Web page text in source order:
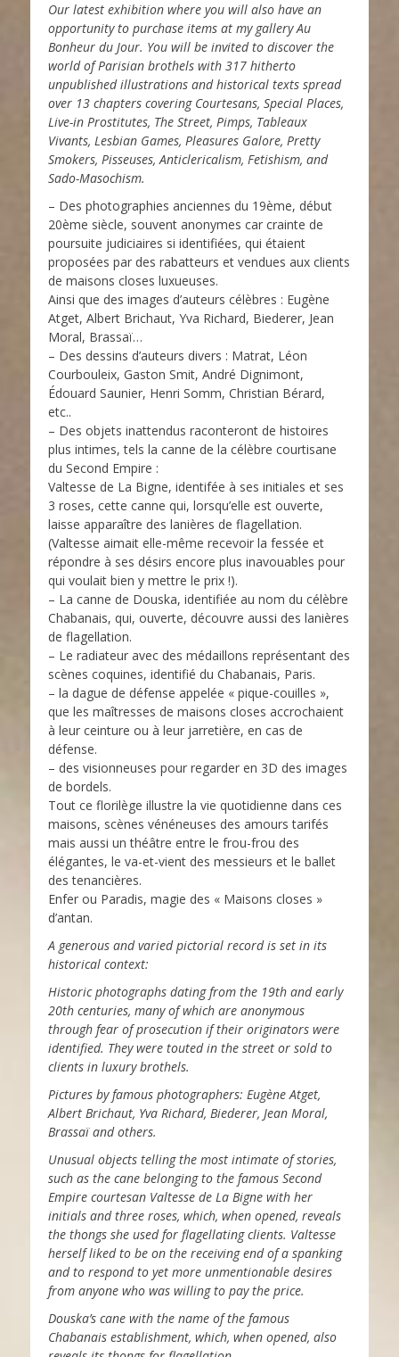
Our latest exhibition where you will also have an
opportunity to purchase items at my gallery Au
Bonheur du Jour. You will be invited to discover the
world of Parisian brothels with 317 hitherto
unpublished illustrations and historical texts spread
over 13 chapters covering Courtesans, Special Places,
Live-in Prostitutes, The Street, Pimps, Tableaux
Vivants, Lesbian Games, Pleasures Galore, Pretty
Smokers, Pisseuses, Anticlericalism, Fetishism, and
Sado-Masochism.
– Des photographies anciennes du 19ème, début
20ème siècle, souvent anonymes car crainte de
poursuite judiciaires si identifiées, qui étaient
proposées par des rabatteurs et vendues aux clients
de maisons closes luxueuses.
Ainsi que des images d’auteurs célèbres : Eugène
Atget, Albert Brichaut, Yva Richard, Biederer, Jean
Moral, Brassaï…
– Des dessins d’auteurs divers : Matrat, Léon
Courbouleix, Gaston Smit, André Dignimont,
Édouard Saunier, Henri Somm, Christian Bérard,
etc..
– Des objets inattendus raconteront de histoires
plus intimes, tels la canne de la célèbre courtisane
du Second Empire :
Valtesse de La Bigne, identifée à ses initiales et ses
3 roses, cette canne qui, lorsqu’elle est ouverte,
laisse apparaître des lanières de flagellation.
(Valtesse aimait elle-même recevoir la fessée et
répondre à ses désirs encore plus inavouables pour
qui voulait bien y mettre le prix !).
– La canne de Douska, identifiée au nom du célèbre
Chabanais, qui, ouverte, découvre aussi des lanières
de flagellation.
– Le radiateur avec des médaillons représentant des
scènes coquines, identifié du Chabanais, Paris.
– la dague de défense appelée « pique-couilles »,
que les maîtresses de maisons closes accrochaient
à leur ceinture ou à leur jarretière, en cas de
défense.
– des visionneuses pour regarder en 3D des images
de bordels.
Tout ce florilège illustre la vie quotidienne dans ces
maisons, scènes vénéneuses des amours tarifés
mais aussi un théâtre entre le frou-frou des
élégantes, le va-et-vient des messieurs et le ballet
des tenancières.
Enfer ou Paradis, magie des « Maisons closes »
d’antan.
A generous and varied pictorial record is set in its
historical context:
Historic photographs dating from the 19th and early
20th centuries, many of which are anonymous
through fear of prosecution if their originators were
identified. They were touted in the street or sold to
clients in luxury brothels.
Pictures by famous photographers: Eugène Atget,
Albert Brichaut, Yva Richard, Biederer, Jean Moral,
Brassaï and others.
Unusual objects telling the most intimate of stories,
such as the cane belonging to the famous Second
Empire courtesan Valtesse de La Bigne with her
initials and three roses, which, when opened, reveals
the thongs she used for flagellating clients. Valtesse
herself liked to be on the receiving end of a spanking
and to respond to yet more unmentionable desires
from anyone who was willing to pay the price.
Douska’s cane with the name of the famous
Chabanais establishment, which, when opened, also